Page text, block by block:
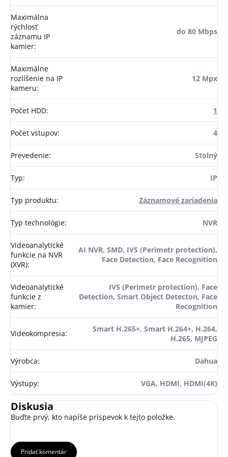
Maximálna
rýchlosť
záznamu IP
kamier:
do 80 Mbps
Maximálne
rozlíšenie na IP
kameru:
12 Mpx
Počet HDD: 1
Počet vstupov: 4
Prevedenie: Stolný
Typ: IP
Typ produktu: Záznamové zariadenia
Typ technológie: NVR
Videoanalytické
funkcie na NVR
(XVR):
AI NVR, SMD, IVS (Perimetr protection),
Face Detection, Face Recognition
Videoanalytické
funkcie z
kamier:
IVS (Perimetr protection), Face
Detection, Smart Object Detecton, Face
Recognition
Videokompresia:
Smart H.265+, Smart H.264+, H.264,
H.265, MJPEG
Výrobca: Dahua
Výstupy: VGA, HDMI, HDMI(4K)
Diskusia
Buďte prvý, kto napíše príspevok k tejto položke.
Pridať komentár